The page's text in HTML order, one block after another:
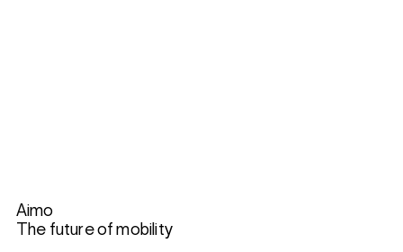
Aimo
The future of mobility